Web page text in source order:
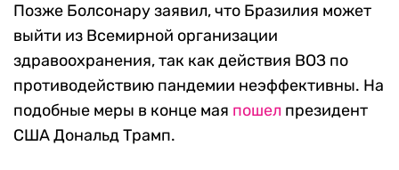
Позже Болсонару заявил, что Бразилия может
выйти из Всемирной организации
здравоохранения, так как действия ВОЗ по
противодействию пандемии неэффективны. На
подобные меры в конце мая пошел президент
США Дональд Трамп.